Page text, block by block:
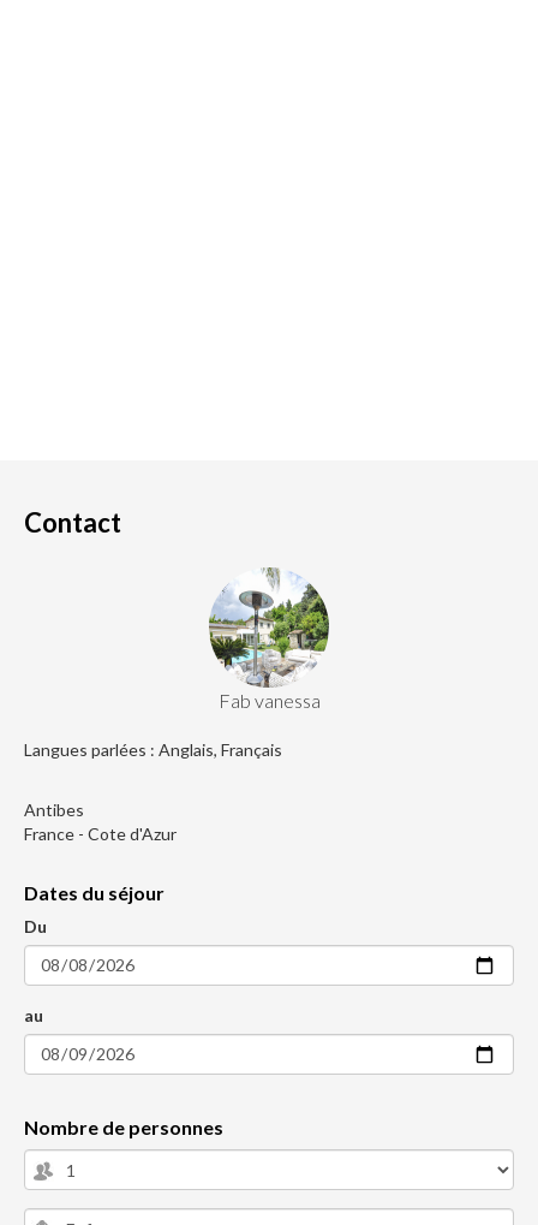
Contact
Fab vanessa
Langues parlées : Anglais, Français
Antibes
France - Cote d'Azur
Dates du séjour
Du
au
Nombre de personnes